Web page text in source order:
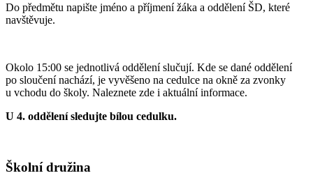
Do předmětu napište jméno a příjmení žáka a oddělení ŠD, které
navštěvuje.
Okolo 15:00 se jednotlivá oddělení slučují. Kde se dané oddělení
po sloučení nachází, je vyvěšeno na cedulce na okně za zvonky
u vchodu do školy. Naleznete zde i aktuální informace.
U 4. oddělení sledujte bílou cedulku.
Školní družina